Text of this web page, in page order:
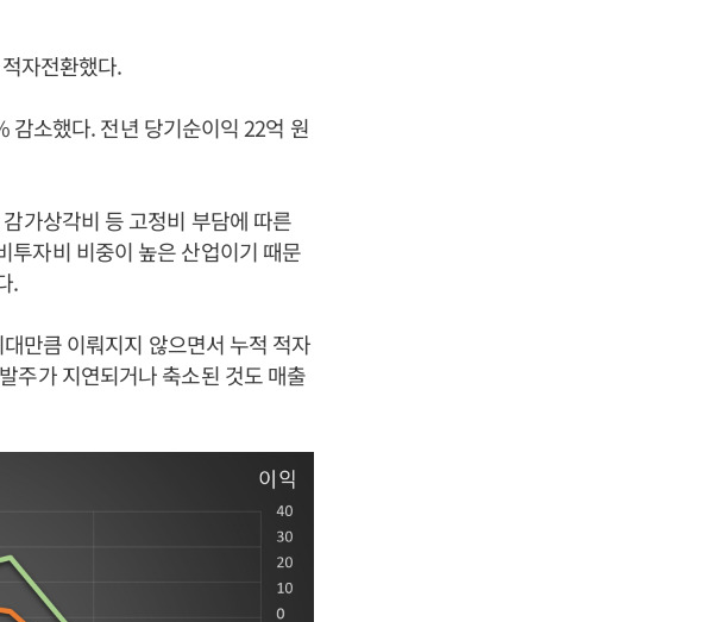
자전환했다.
감소했다. 전년 당기순이익 22억 원
가상각비 등 고정비 부담에 따른
투자비 비중이 높은 산업이기 때문
.
만큼 이뤄지지 않으면서 누적 적자
주가 지연되거나 축소된 것도 매출